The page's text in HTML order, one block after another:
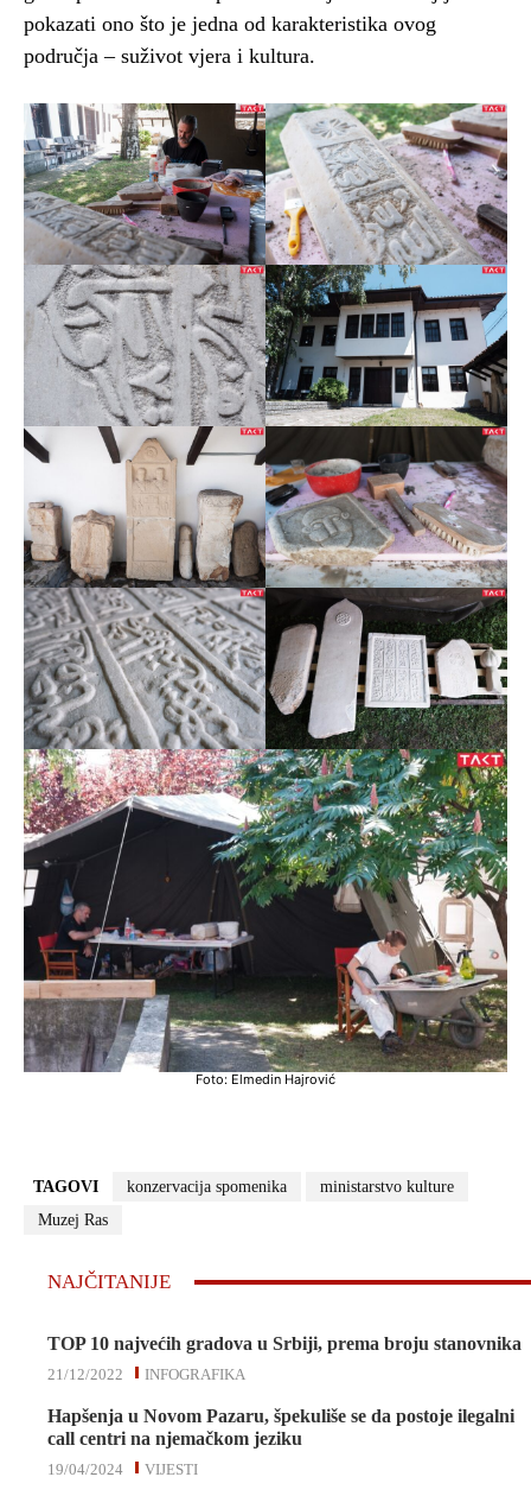
pokazati ono što je jedna od karakteristika ovog
područja – suživot vjera i kultura.
Foto: Elmedin Hajrović
TAGOVI konzervacija spomenika
ministarstvo kulture
Muzej Ras
NAJČITANIJE
TOP 10 najvećih gradova u Srbiji, prema broju stanovnika
INFOGRAFIKA
21/12/2022
Hapšenja u Novom Pazaru, špekuliše se da postoje ilegalni
call centri na njemačkom jeziku
VIJESTI
19/04/2024